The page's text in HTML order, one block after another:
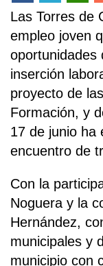
Las Torres de
empleo joven
oportunidades
inserción
proyecto de
Formación, y
17 de junio ha
encuentro de
Con la
Noguera y la
Hernández,
municipales y
municipio con